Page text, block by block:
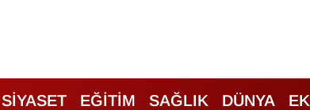
SİYASET EĞİTİM SAĞLIK DÜNYA